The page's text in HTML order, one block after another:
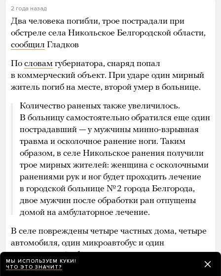
2 года назад
Два человека погибли, трое пострадали при
обстреле села Никольское Белгородской области,
сообщил Гладков
По словам губернатора, снаряд попал
в коммерческий объект. При ударе один мирный
житель погиб на месте, второй умер в больнице.
Количество раненых также увеличилось.
В больницу самостоятельно обратился еще один
пострадавший — у мужчины минно-взрывная
травма и осколочное ранение ноги. Таким
образом, в селе Никольское ранения получили
трое мирных жителей: женщина с осколочными
ранениями рук и ног будет проходить лечение
в городской больнице № 2 города Белгорода,
двое мужчин после обработки ран отпущены
домой на амбулаторное лечение.
В селе повреждены четыре частных дома, четыре
автомобиля, один микроавтобус и один
коммерческий объект.
МЫ ИСПОЛЬЗУЕМ КУКИ!
ЧТО ЭТО ЗНАЧИТ?